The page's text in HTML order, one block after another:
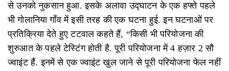
से उनको नुकसान हुआ. इसके अलावा उद्घाटन के एक हफ्ते पहले
भी गोलानिया गाँव में इसी तरह की एक घटना हुई. इन घटनाओं पर
प्रतिक्रिया देते हुए टटवाल कहते हैं, “किसी भी परियोजना की
शुरुआत के पहले टेस्टिंग होती है. पूरी परियोजना में 4 हज़ार 2 सौ
ज्वाइंट हैं. इनमें से एक ज्वाइंट खुल जाने से पूरी परियोजना फेल नहीं